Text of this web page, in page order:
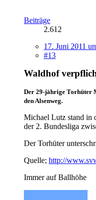
Beiträge
2.612
17. Juni 2011
#13
Waldhof
Der 29-jährige Torhüter
den Alsenweg.
Michael Lutz stand in
der 2. Bundesliga
Der Torhüter
Quelle; http://
Immer auf Ballhöhe